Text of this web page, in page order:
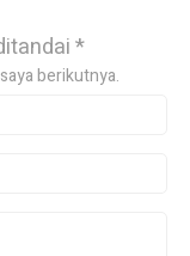
*
berikutnya.